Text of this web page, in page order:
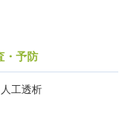
・予防
工透析